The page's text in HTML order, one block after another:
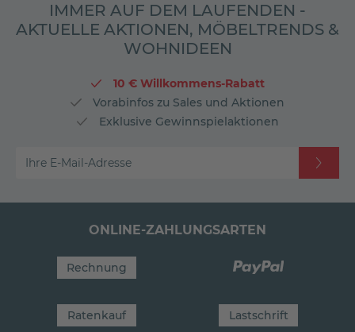
IMMER AUF DEM LAUFENDEN -
AKTUELLE AKTIONEN, MÖBELTRENDS &
WOHNIDEEN
10 € Willkommens-Rabatt
Vorabinfos zu Sales und Aktionen
Exklusive Gewinnspielaktionen
Ihre E-Mail-Adresse
ONLINE-ZAHLUNGSARTEN
Rechnung
Ratenkauf Lastschrift